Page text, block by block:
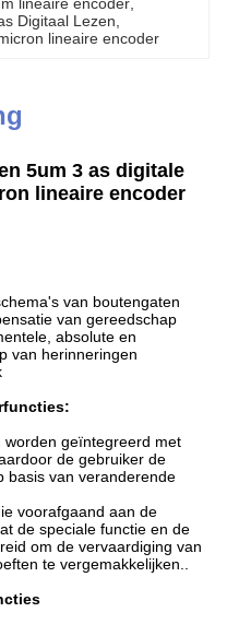
Digitaal Lezen
lineaire encoder
5um 3 as digitale
lineaire encoder
van boutengaten
van gereedschap
absolute en
van herinneringen
worden geïntegreerd met
de gebruiker de
basis van veranderende
voorafgaand aan de
de speciale functie en de
om de vervaardiging van
te vergemakkelijken..